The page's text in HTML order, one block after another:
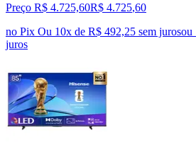
Preço R$ 4.725,60R$ 4.725,60
no Pix Ou 10x de R$ 492,25 sem jurosou
juros